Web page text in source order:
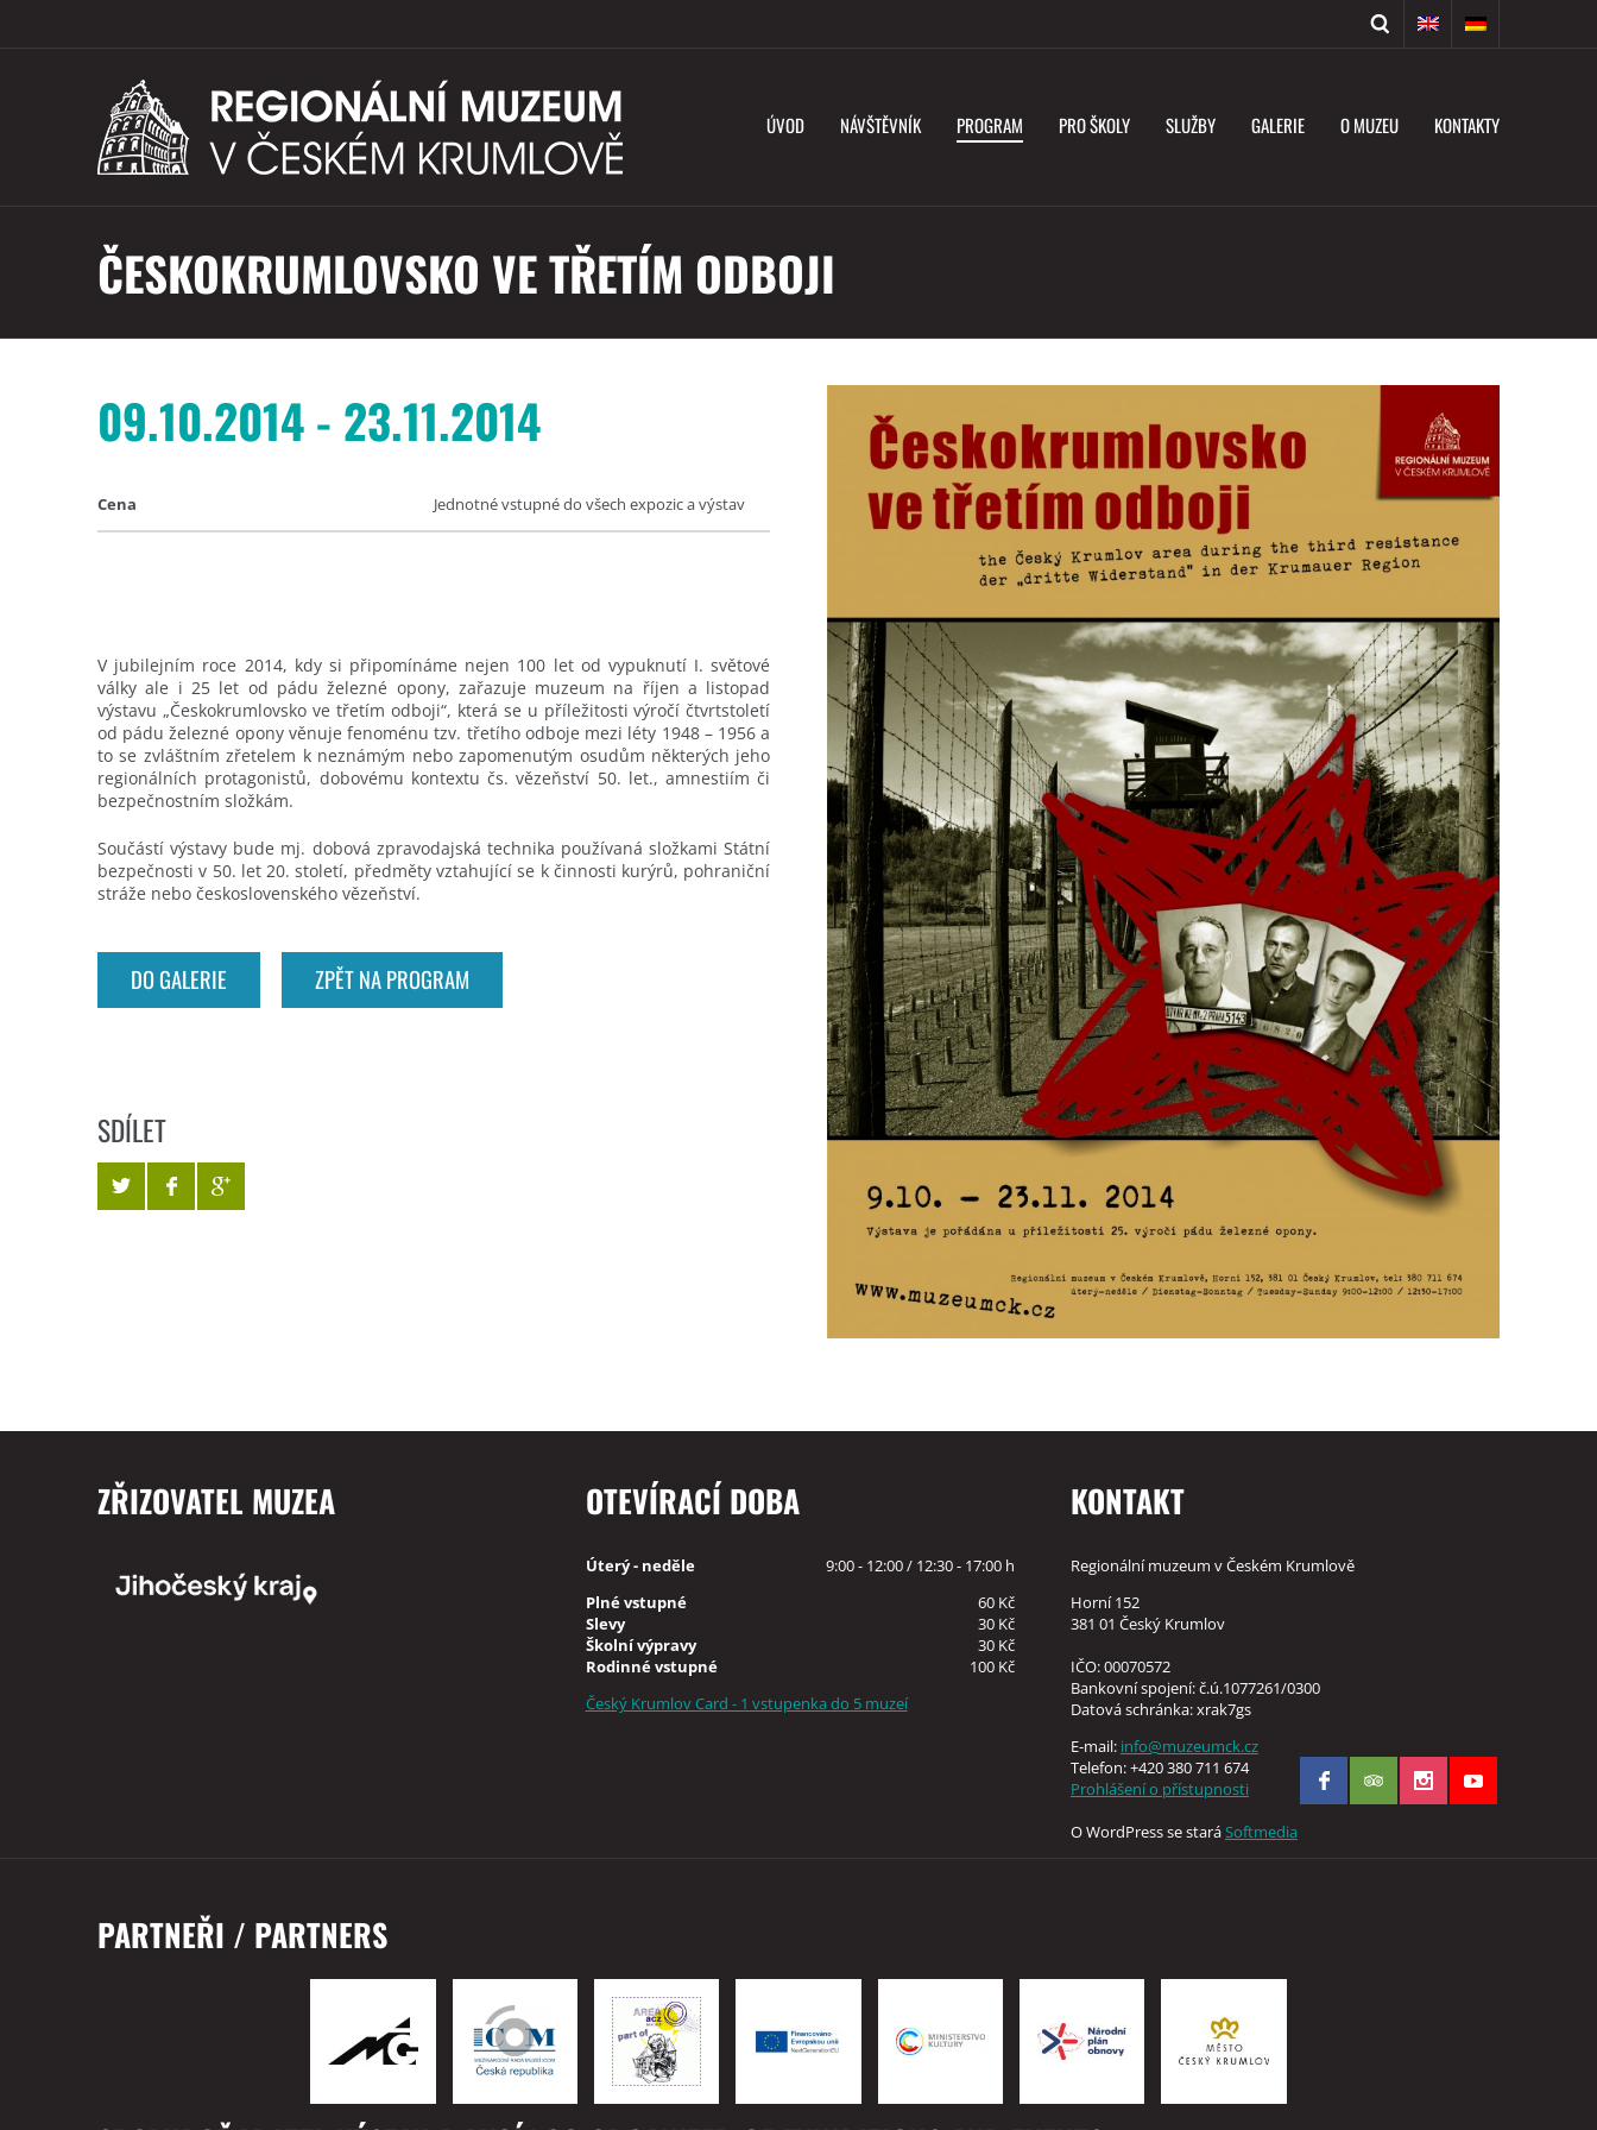
ÚVOD NÁVŠTĚVNÍK PROGRAM PRO ŠKOLY SLUŽBY GALERIE O MUZEU KONTAKTY
ČESKOKRUMLOVSKO VE TŘETÍM ODBOJI
09.10.2014 - 23.11.2014
Cena Jednotné vstupné do všech expozic a výstav
V jubilejním roce 2014, kdy si připomínáme nejen 100 let od vypuknutí I. světové
války ale i 25 let od pádu železné opony, zařazuje muzeum na říjen a listopad
výstavu „Českokrumlovsko ve třetím odboji“, která se u příležitosti výročí čtvrtstoletí
od pádu železné opony věnuje fenoménu tzv. třetího odboje mezi léty 1948 – 1956 a
to se zvláštním zřetelem k neznámým nebo zapomenutým osudům některých jeho
regionálních protagonistů, dobovému kontextu čs. vězeňství 50. let., amnestiím či
bezpečnostním složkám.
Součástí výstavy bude mj. dobová zpravodajská technika používaná složkami Státní
bezpečnosti v 50. let 20. století, předměty vztahující se k činnosti kurýrů, pohraniční
stráže nebo československého vězeňství.
DO GALERIE ZPĚT NA PROGRAM
SDÍLET
ZŘIZOVATEL MUZEA OTEVÍRACÍ DOBA
Úterý - neděle
9:00 - 12:00 / 12:30 - 17:00 h
Plné vstupné
60 Kč
Slevy
30 Kč
Školní výpravy
30 Kč
Rodinné vstupné
100 Kč
Český Krumlov Card - 1 vstupenka do 5 muzeí
KONTAKT
Regionální muzeum v Českém Krumlově
Horní 152
381 01 Český Krumlov
IČO: 00070572
Bankovní spojení: č.ú.1077261/0300
Datová schránka: xrak7gs
E-mail: info@muzeumck.cz
Telefon: +420 380 711 674
Prohlášení o přístupnosti
O WordPress se staráSoftmedia
PARTNEŘI / PARTNERS